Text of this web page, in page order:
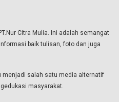
Citra Mulia. Ini adalah semangat
baik tulisan, foto dan juga
menjadi salah satu media alternatif
masyarakat.